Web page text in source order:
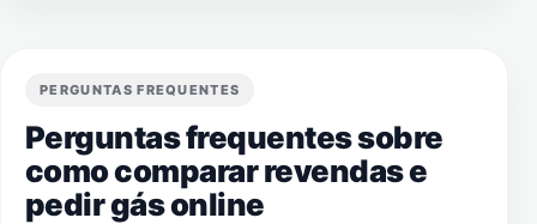
PERGUNTAS FREQUENTES
Perguntas frequentes sobre
como comparar revendas e
pedir gás online